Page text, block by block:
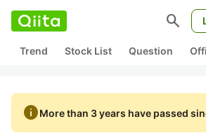
search
Trend Stock List Question
infoMore than 3 years have passed